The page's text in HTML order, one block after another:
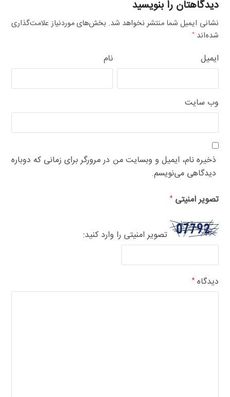
دیدگاهتان را بنویسید
نشانی ایمیل شما منتشر نخواهد شد. بخش‌های موردنیاز علامت‌گذاری
شده‌اند*
نام ایمیل
وب‌ سایت
ذخیره نام، ایمیل و وبسایت من در مرورگر برای زمانی که دوباره
دیدگاهی می‌نویسم.
تصویر امنیتی*
تصویر امنیتی را وارد کنید:
دیدگاه*